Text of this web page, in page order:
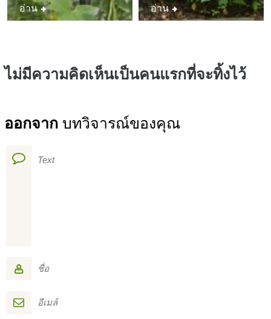
อ่าน อ่าน
ไม่มีความคิดเห็นเป็นคนแรกที่จะทิ้งไว้
ออกจากบทวิจารณ์ของคุณ